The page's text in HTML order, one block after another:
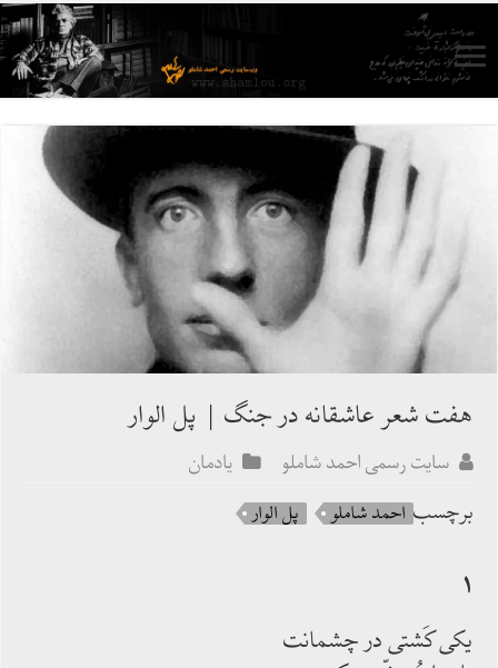
هفت شعر عاشقانه در جنگ | پل الوار
سایت رسمی احمد شاملو یادمان
برچسب احمد شاملو پل الوار
۱
يكى كَشتى در چشمانت